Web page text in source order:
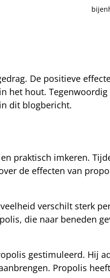
De positieve
het hout.
dit blogbericht.
praktisch imkeren.
de effecten van
verschilt sterk
die naar beneden
gestimuleerd. Hij
Propolis